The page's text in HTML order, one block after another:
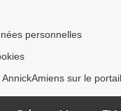
personnelles
sur le